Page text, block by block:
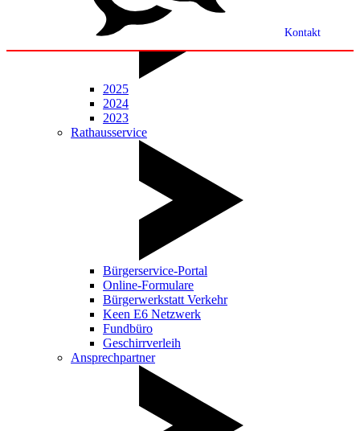
Kontakt
2025
2024
2023
Rathausservice
Bürgerservice-Portal
Online-Formulare
Bürgerwerkstatt Verkehr
Keen E6 Netzwerk
Fundbüro
Geschirrverleih
Ansprechpartner